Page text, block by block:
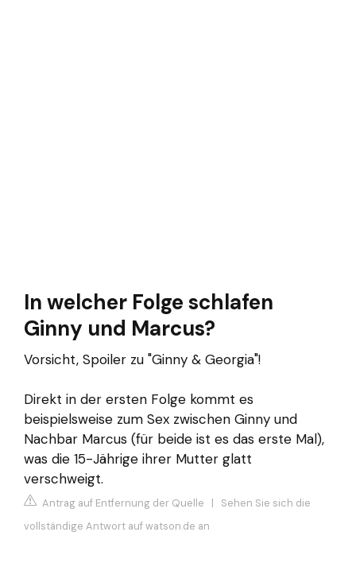
In welcher Folge schlafen
Ginny und Marcus?
Vorsicht, Spoiler zu "Ginny & Georgia"!
Direkt in der ersten Folge kommt es
beispielsweise zum Sex zwischen Ginny und
Nachbar Marcus (für beide ist es das erste Mal),
was die 15-Jährige ihrer Mutter glatt
verschweigt.
Antrag auf Entfernung der Quelle | Sehen Sie sich die
vollständige Antwort auf watson.de an